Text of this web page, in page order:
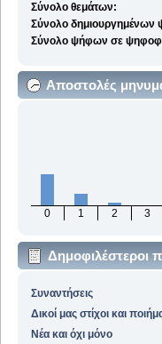
Σύνολο θεμάτων:
Σύνολο δημιουργημένων
Σύνολο ψήφων σε
Αποστολές
0 1 2 3
Δημοφιλέστεροι
Συναντήσεις
Δικοί μας στίχοι και
Νέα και όχι μόνο